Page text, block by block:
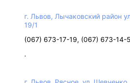
г. Львов, Лычаковский район
19/1
(067) 673-17-19, (067) 673-14-
.